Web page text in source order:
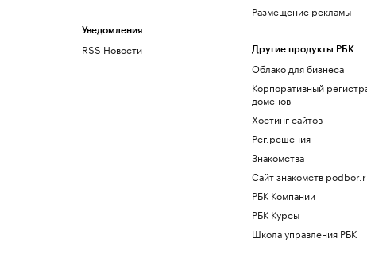
Уведомления
RSS Новости
Размещение рекламы
Другие продукты РБК
Облако для бизнеса
Корпоративный
доменов
Хостинг сайтов
Рег.решения
Знакомства
Сайт знакомств
РБК Компании
РБК Курсы
Школа управления РБК